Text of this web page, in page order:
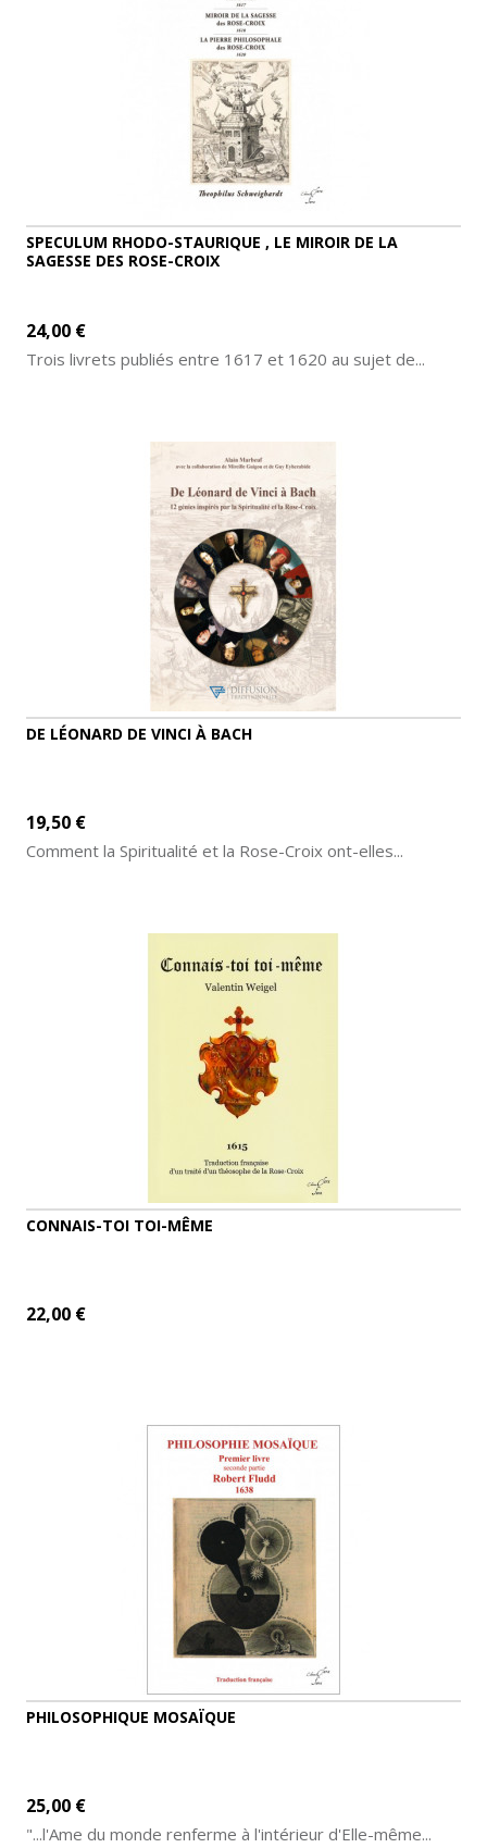
SPECULUM RHODO-STAURIQUE , LE MIROIR DE LA
SAGESSE DES ROSE-CROIX
24,00 €
Trois livrets publiés entre 1617 et 1620 au sujet de...
DE LÉONARD DE VINCI À BACH
19,50 €
Comment la Spiritualité et la Rose-Croix ont-elles...
CONNAIS-TOI TOI-MÊME
22,00 €
PHILOSOPHIQUE MOSAÏQUE
25,00 €
"...l'Ame du monde renferme à l'intérieur d'Elle-même...